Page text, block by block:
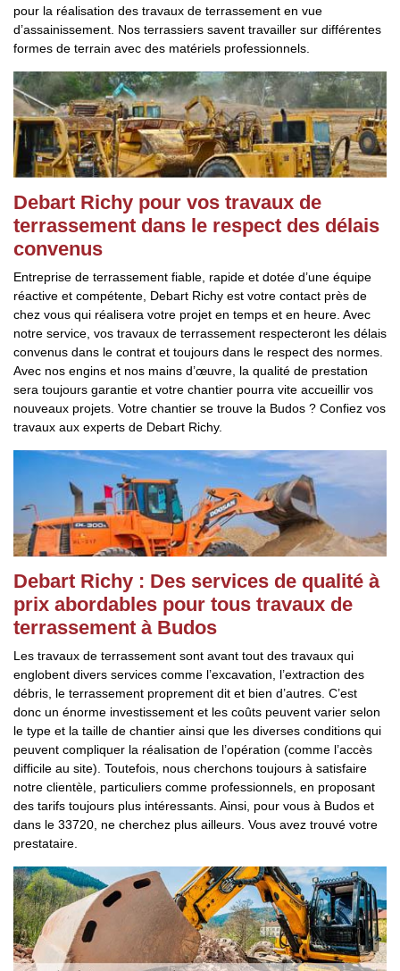
pour la réalisation des travaux de terrassement en vue
d’assainissement. Nos terrassiers savent travailler sur différentes
formes de terrain avec des matériels professionnels.
Debart Richy pour vos travaux de
terrassement dans le respect des délais
convenus
Entreprise de terrassement fiable, rapide et dotée d’une équipe
réactive et compétente, Debart Richy est votre contact près de
chez vous qui réalisera votre projet en temps et en heure. Avec
notre service, vos travaux de terrassement respecteront les délais
convenus dans le contrat et toujours dans le respect des normes.
Avec nos engins et nos mains d’œuvre, la qualité de prestation
sera toujours garantie et votre chantier pourra vite accueillir vos
nouveaux projets. Votre chantier se trouve la Budos ? Confiez vos
travaux aux experts de Debart Richy.
Debart Richy : Des services de qualité à
prix abordables pour tous travaux de
terrassement à Budos
Les travaux de terrassement sont avant tout des travaux qui
englobent divers services comme l’excavation, l’extraction des
débris, le terrassement proprement dit et bien d’autres. C’est
donc un énorme investissement et les coûts peuvent varier selon
le type et la taille de chantier ainsi que les diverses conditions qui
peuvent compliquer la réalisation de l’opération (comme l’accès
difficile au site). Toutefois, nous cherchons toujours à satisfaire
notre clientèle, particuliers comme professionnels, en proposant
des tarifs toujours plus intéressants. Ainsi, pour vous à Budos et
dans le 33720, ne cherchez plus ailleurs. Vous avez trouvé votre
prestataire.